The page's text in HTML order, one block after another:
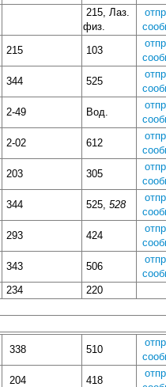
215, Лаз.
физ.
215 103
344 525
2-49 Вод.
2-02 612
203 305
344 525, 528
293 424
343 506
234 220
338 510
204 418